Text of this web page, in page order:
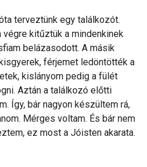
terveztünk egy találkozót.
végre kitűztük a mindenkinek
belázasodott. A másik
férjemet ledöntötték a
kislányom pedig a fülét
Aztán a találkozó előtti
Így, bár nagyon készültem rá,
Mérges voltam. És bár nem
ez most a Jóisten akarata.